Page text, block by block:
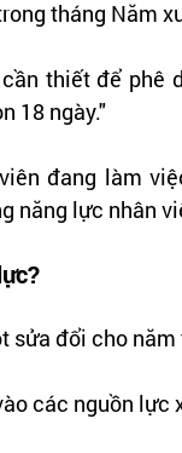
tháng Năm
thiết để
18 ngày."
đang làm
năng lực nhân
sửa đổi cho
các nguồn